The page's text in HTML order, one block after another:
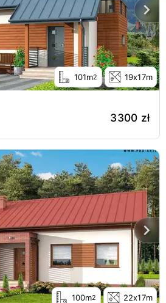
101m2 19x17m
3300 zł
100m2 22x17m